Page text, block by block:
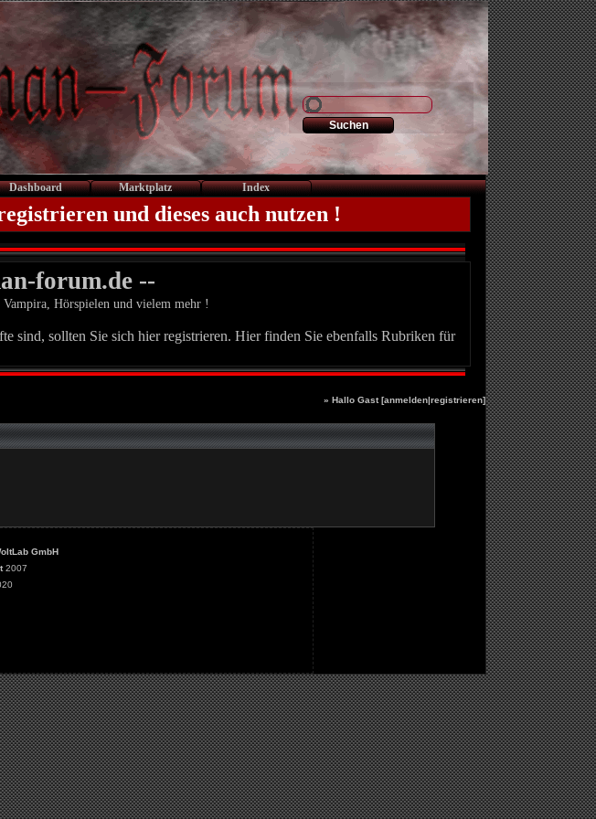
Dashboard Marktplatz Index
und dieses auch nutzen !
forum.de --
Hörspielen und vielem mehr !
sind, sollten Sie sich hier registrieren. Hier finden Sie ebenfalls Rubriken für
» Hallo Gast [anmelden|registrieren]
GmbH
2007